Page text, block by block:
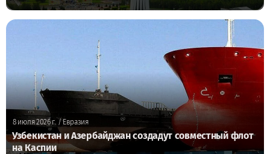
8 июля 2026 г./ Евразия
Узбекистан и Азербайджан создадут совместный флот
на Каспии